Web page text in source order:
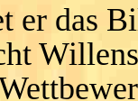
er das